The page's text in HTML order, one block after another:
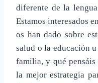
diferente de la
Estamos interesados
os han dado sobre
salud o la educación
familia, y qué pensáis
la mejor estrategia